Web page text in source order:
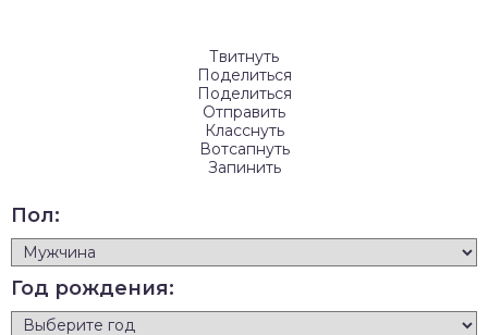
Твитнуть
Поделиться
Поделиться
Отправить
Класснуть
Вотсапнуть
Запинить
Пол:
Год рождения: